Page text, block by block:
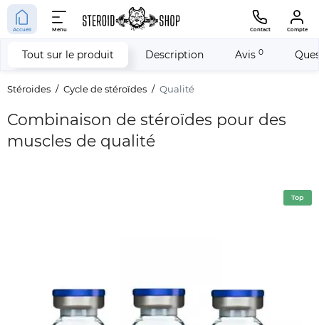
Accueil Menu Contact Compte
Stéroides Cycle de stéroïdes Qualité
Combinaison de stéroïdes pour des
muscles de qualité
Tout sur le produit Description Avis 0
Top